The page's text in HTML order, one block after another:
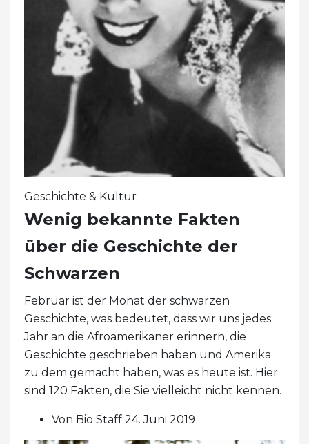
Geschichte & Kultur
Wenig bekannte Fakten
über die Geschichte der
Schwarzen
Februar ist der Monat der schwarzen
Geschichte, was bedeutet, dass wir uns jedes
Jahr an die Afroamerikaner erinnern, die
Geschichte geschrieben haben und Amerika
zu dem gemacht haben, was es heute ist. Hier
sind 120 Fakten, die Sie vielleicht nicht kennen.
Von Bio Staff 24. Juni 2019